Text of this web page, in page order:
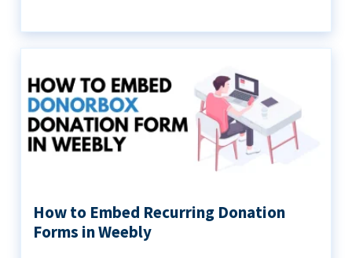
How to Embed Recurring Donation
Forms in Weebly